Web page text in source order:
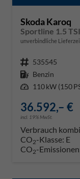
Skoda Karoq
Sportline 1.5
unverbindliche
Fahrzeugnr. 535545
Kraftstoff Benzin
Leistung 110 kW (150
36.592,– €
incl. 19% MwSt.
Verbrauch
CO2-Klasse: E
CO2-